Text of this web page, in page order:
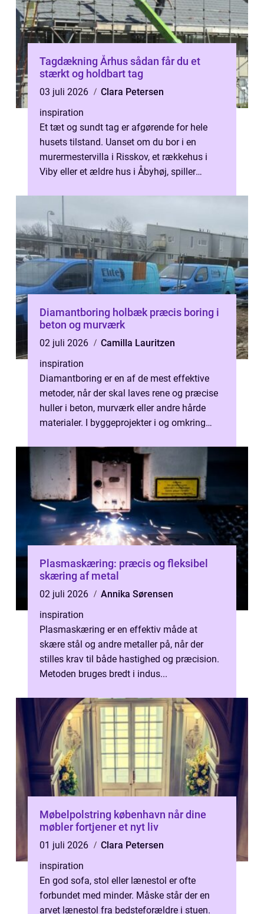
Tagdækning Århus sådan får du et
stærkt og holdbart tag
03 juli 2026
Clara Petersen
inspiration
Et tæt og sundt tag er afgørende for hele
husets tilstand. Uanset om du bor i en
murermestervilla i Risskov, et rækkehus i
Viby eller et ældre hus i Åbyhøj, spiller
Diamantboring holbæk præcis boring i
beton og murværk
02 juli 2026
Camilla Lauritzen
inspiration
Diamantboring er en af de mest effektive
metoder, når der skal laves rene og præcise
huller i beton, murværk eller andre hårde
materialer. I byggeprojekter i og omkring
Plasmaskæring: præcis og fleksibel
skæring af metal
02 juli 2026
Annika Sørensen
inspiration
Plasmaskæring er en effektiv måde at
skære stål og andre metaller på, når der
stilles krav til både hastighed og præcision.
Metoden bruges bredt i indus...
Møbelpolstring københavn når dine
møbler fortjener et nyt liv
01 juli 2026
Clara Petersen
inspiration
En god sofa, stol eller lænestol er ofte
forbundet med minder. Måske står der en
arvet lænestol fra bedsteforældre i stuen.